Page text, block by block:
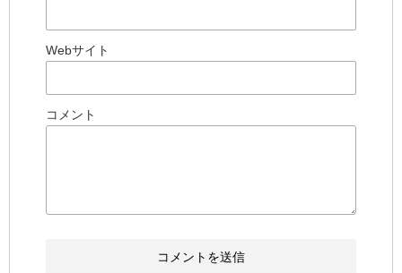
Webサイト
コメント